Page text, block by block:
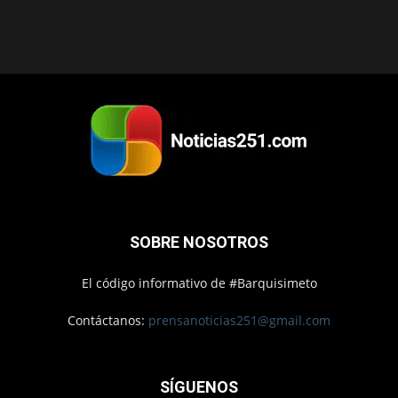
SOBRE NOSOTROS
El código informativo de #Barquisimeto
Contáctanos: prensanoticias251@gmail.com
SÍGUENOS